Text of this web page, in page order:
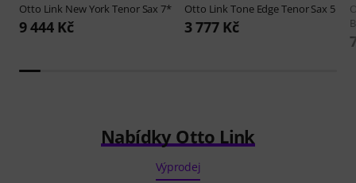
Otto Link New York Tenor Sax 7*
9 444 Kč
Otto LinkTone Edge Tenor Sax 5
3 777 Kč
Nabídky Otto Link
Výprodej